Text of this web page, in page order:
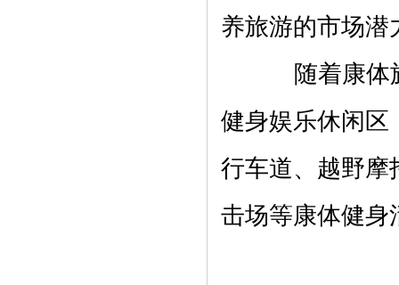
养旅游的市场潜
随着康体旅
健身娱乐休闲区
行车道、越野摩
击场等康体健身